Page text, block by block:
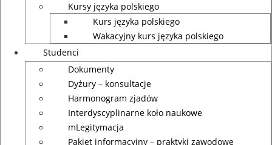
Kursy języka polskiego
Kurs języka polskiego
Wakacyjny kurs języka polskiego
Studenci
Dokumenty
Dyżury – konsultacje
Harmonogram zjadów
Interdyscyplinarne koło naukowe
mLegitymacja
Pakiet informacyjny – praktyki zawodowe